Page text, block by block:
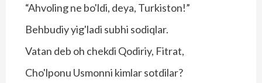
“Ahvoling ne bo'ldi, deya, Turkiston!”
Behbudiy yig'ladi subhi sodiqlar.
Vatan deb oh chekdi Qodiriy, Fitrat,
Cho'lponu Usmonni kimlar sotdilar?